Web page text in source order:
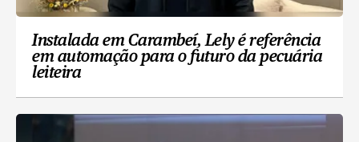
Instalada em Carambeí, Lely é referência
em automação para o futuro da pecuária
leiteira